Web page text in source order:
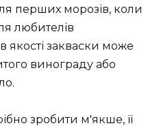
перших морозів, коли
любителів
якості закваски може
винограду або
зробити м'якше, її